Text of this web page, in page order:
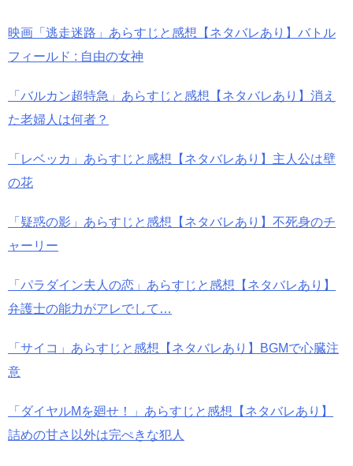
映画「逃走迷路」あらすじと感想【ネタバレあり】バトル
フィールド : 自由の女神
「バルカン超特急」あらすじと感想【ネタバレあり】消え
た老婦人は何者？
「レベッカ」あらすじと感想【ネタバレあり】主人公は壁
の花
「疑惑の影」あらすじと感想【ネタバレあり】不死身のチ
ャーリー
「パラダイン夫人の恋」あらすじと感想【ネタバレあり】
弁護士の能力がアレでして…
「サイコ」あらすじと感想【ネタバレあり】BGMで心臓注
意
「ダイヤルMを廻せ！」あらすじと感想【ネタバレあり】
詰めの甘さ以外は完ぺきな犯人